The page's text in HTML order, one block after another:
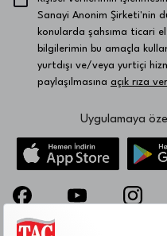
Sanayi Anonim Şirketi'nin
konularda şahsıma ticari
bilgilerimin bu amaçla
yurtdışı ve/veya yurtiçi
paylaşılmasına açık rıza
Uygulamaya